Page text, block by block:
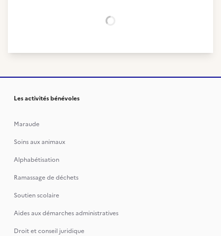
Les activités bénévoles
Maraude
Soins aux animaux
Alphabétisation
Ramassage de déchets
Soutien scolaire
Aides aux démarches administratives
Droit et conseil juridique